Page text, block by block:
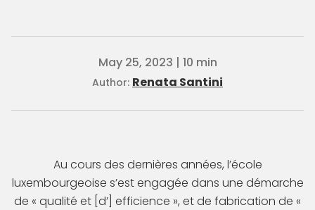
May 25, 2023 | 10 min
Author: Renata Santini
Au cours des dernières années, l’école
luxembourgeoise s’est engagée dans une démarche
de « qualité et [d’] efficience », et de fabrication de «